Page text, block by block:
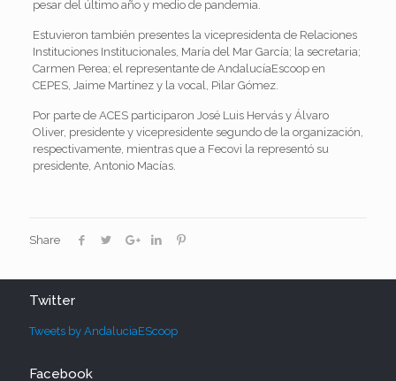
pesar del último año y medio de pandemia.
Estuvieron también presentes la vicepresidenta de Relaciones
Instituciones Institucionales, María del Mar García; la secretaria;
Carmen Perea; el representante de AndalucíaEscoop en
CEPES, Jaime Martínez y la vocal, Pilar Gómez.
Por parte de ACES participaron José Luis Hervás y Álvaro
Oliver, presidente y vicepresidente segundo de la organización,
respectivamente, mientras que a Fecovi la representó su
presidente, Antonio Macías.
Share
Twitter
Tweets by AndaluciaEScoop
Facebook